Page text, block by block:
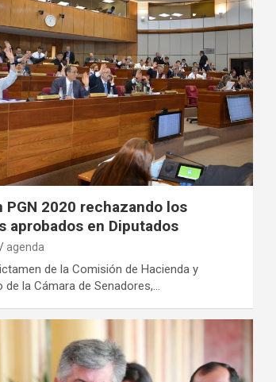
PGN 2020 rechazando los
aprobados en Diputados
agenda
de la Comisión de Hacienda y
de la Cámara de Senadores,…